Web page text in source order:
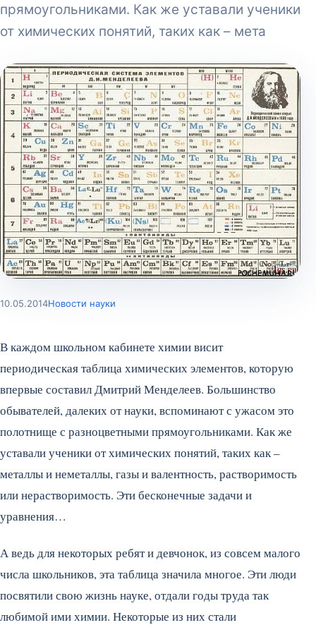
прямоугольниками. Как же уставали ученики
от химических понятий, таких как – мета
10.05.2014Новости науки
В каждом школьном кабинете химии висит
периодическая таблица химических элементов, которую
впервые составил Дмитрий Менделеев. Большинство
обывателей, далеких от науки, вспоминают с ужасом это
полотнище с разноцветными прямоугольниками. Как же
уставали ученики от химических понятий, таких как –
металлы и неметаллы, газы и валентность, растворимость
или нерастворимость. Эти бесконечные задачи и
уравнения…
А ведь для некоторых ребят и девчонок, из совсем малого
числа школьников, эта таблица значила многое. Эти люди
посвятили свою жизнь науке, отдали годы труда так
любимой ими химии. Некоторые из них стали